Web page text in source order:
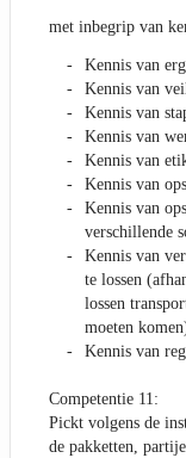
met inbegrip van
Kennis van
Kennis van
Kennis van
Kennis van
Kennis van
Kennis van
Kennis van
verschillende
Kennis van
te lossen
lossen
moeten
Kennis van
Competentie 11:
Pickt volgens de
de pakketten,